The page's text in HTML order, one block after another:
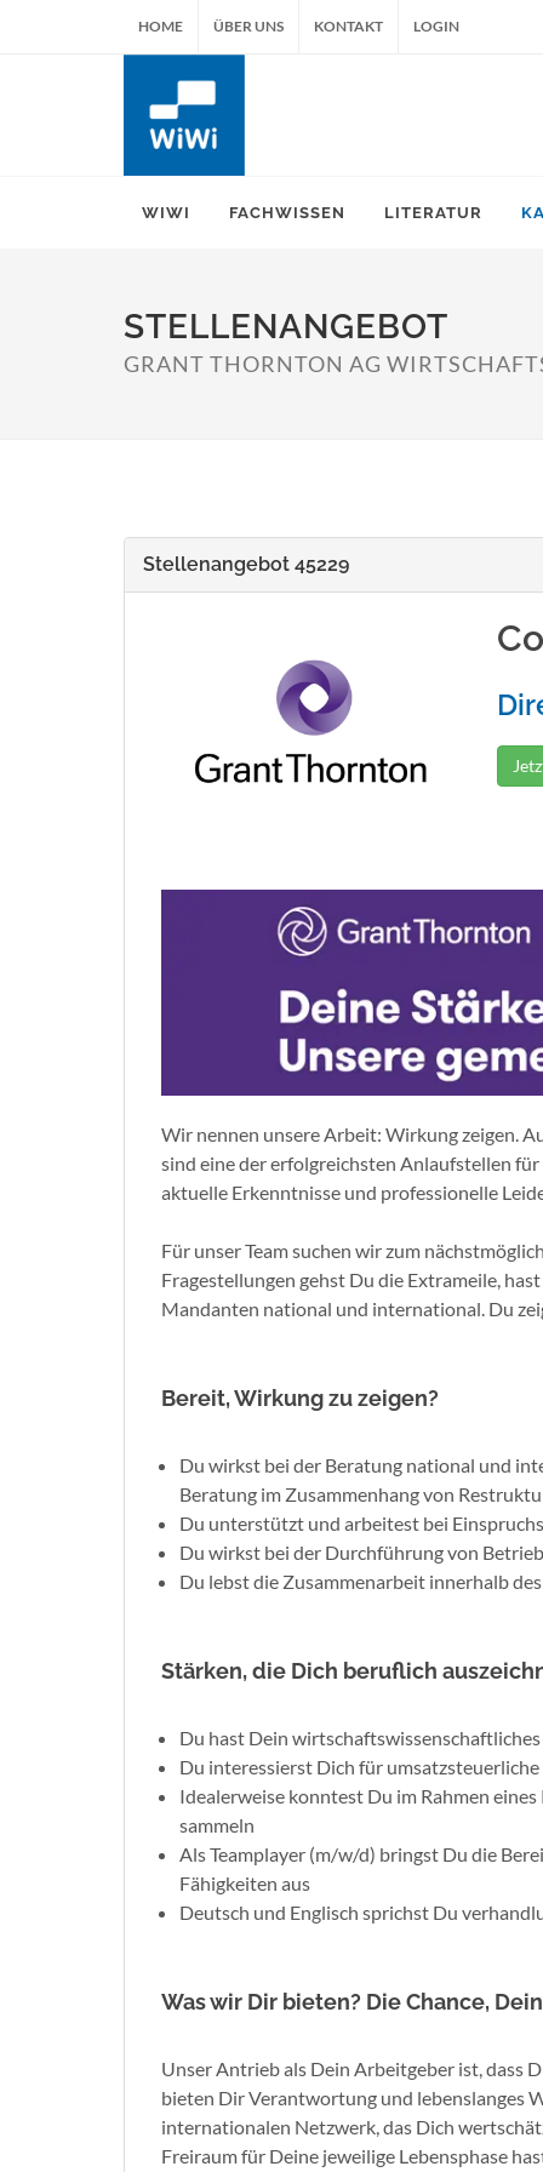
HOME ÜBER UNS KONTAKT LOGIN
WIWI FACHWISSEN LITERATUR
STELLENANGEBOT
GRANT THORNTON AG
Stellenangebot 45229
Wir nennen unsere Arbeit: Wirkung zeigen.
sind eine der erfolgreichsten Anlaufstellen
aktuelle Erkenntnisse und professionelle
Für unser Team suchen wir zum
Fragestellungen gehst Du die Extrameile,
Mandanten national und international. Du
Bereit, Wirkung zu zeigen?
Du wirkst bei der Beratung national und
Beratung im Zusammenhang von
Du unterstützt und arbeitest bei
Du wirkst bei der Durchführung von
Du lebst die Zusammenarbeit innerhalb
Stärken, die Dich beruflich
Du hast Dein
Du interessierst Dich für
Idealerweise konntest Du im Rahmen
sammeln
Als Teamplayer (m/w/d) bringst Du die
Fähigkeiten aus
Deutsch und Englisch sprichst Du
Was wir Dir bieten? Die Chance,
Unser Antrieb als Dein Arbeitgeber ist, dass
bieten Dir Verantwortung und lebenslanges
internationalen Netzwerk, das Dich
Freiraum für Deine jeweilige Lebensphase